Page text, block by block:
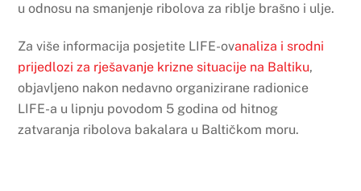
u odnosu na smanjenje ribolova za riblje brašno i ulje.
Za više informacija posjetite LIFE-ovanaliza i srodni
prijedlozi za rješavanje krizne situacije na Baltiku,
objavljeno nakon nedavno organizirane radionice
LIFE-a u lipnju povodom 5 godina od hitnog
zatvaranja ribolova bakalara u Baltičkom moru.